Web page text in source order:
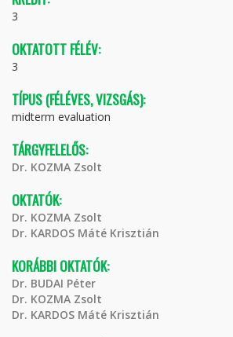
3
OKTATOTT FÉLÉV:
3
TÍPUS (FÉLÉVES, VIZSGÁS):
midterm evaluation
TÁRGYFELELŐS:
Dr. KOZMA Zsolt
OKTATÓK:
Dr. KOZMA Zsolt
Dr. KARDOS Máté Krisztián
KORÁBBI OKTATÓK:
Dr. BUDAI Péter
Dr. KOZMA Zsolt
Dr. KARDOS Máté Krisztián